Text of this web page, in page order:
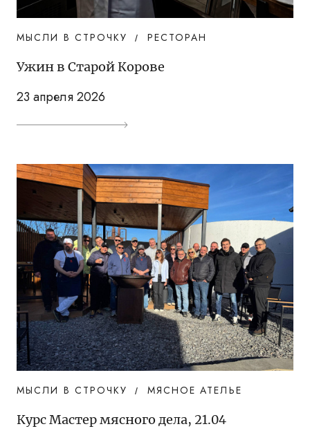
МЫСЛИ В СТРОЧКУ РЕСТОРАН
Ужин в Старой Корове
23 апреля 2026
МЫСЛИ В СТРОЧКУ МЯСНОЕ АТЕЛЬЕ
Курс Мастер мясного дела, 21.04